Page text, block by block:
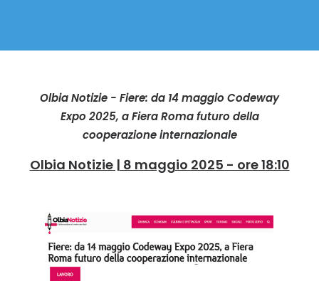
Olbia Notizie - Fiere: da 14 maggio Codeway
Expo 2025, a Fiera Roma futuro della
cooperazione internazionale
Olbia Notizie | 8 maggio 2025 - ore 18:10